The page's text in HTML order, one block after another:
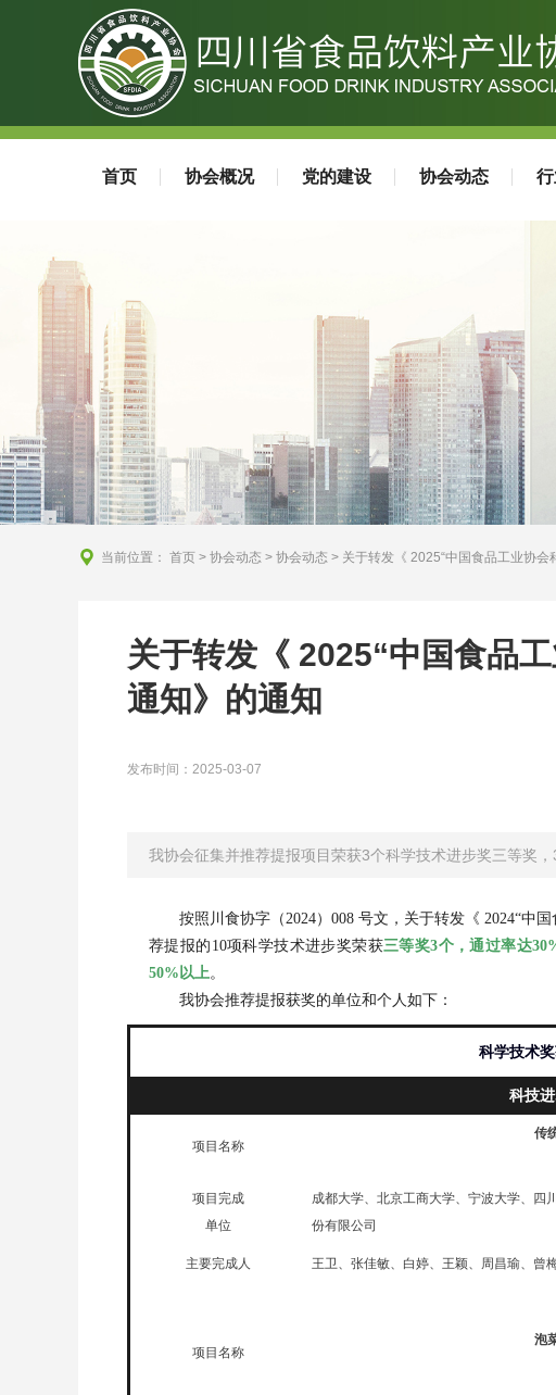
首页 协会概况 党的建设 协会动态
当前位置： 首页 > 协会动态 > 协会动态 > 关于转发《 2025“中国食品工业协会
关于转发《 2025“中国食品
通知》的通知
发布时间：2025-03-07
我协会征集并推荐提报项目荣获3个科学技术进步奖三等奖
按照川食协字（2024）008 号文，关于转发《 2024“中
荐提报的10项科学技术进步奖荣获三等奖3个，通过率达
50%以上 。
我协会推荐提报获奖的单位和个人如下：
科学技术
科技
项目名称
传
项目完成
单位
成都大学、北京工商大学、宁波大学、四
份有限公司
主要完成人 王卫、张佳敏、白婷、王颖、周昌瑜、曾
项目名称
泡